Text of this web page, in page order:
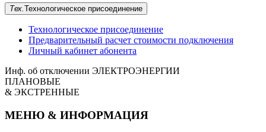
Тех.Технологическое присоединение
Технологическое присоединение
Предварительный расчет стоимости подключения
Личный кабинет абонента
Инф. об отключении ЭЛЕКТРОЭНЕРГИИ
ПЛАНОВЫЕ
& ЭКСТРЕННЫЕ
МЕНЮ & ИНФОРМАЦИЯ